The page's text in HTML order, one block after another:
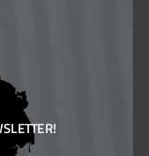
HPA zu
Anschlüsse
ein AEG Magazin,
einen maximalen
für folgende
Arms EXA-